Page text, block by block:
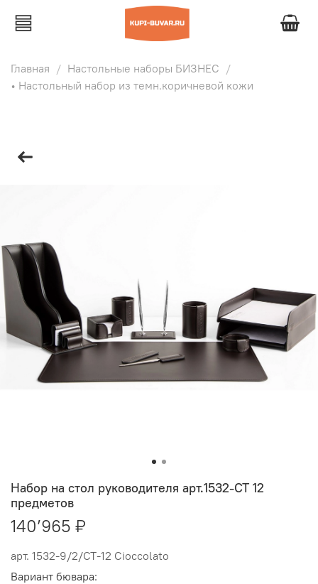
Главная
Настольные наборы БИЗНЕС
• Настольный набор из темн.коричневой кожи
арт. 1532-9/2/СТ-12 Cioccolato
Набор на стол руководителя арт.1532-СТ 12
предметов
140’965 ₽
Вариант бювара: